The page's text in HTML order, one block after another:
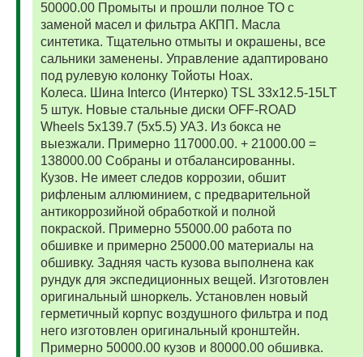
50000.00 Промыты и прошли полное ТО с
заменой масел и фильтра АКПП. Масла
синтетика. Тщательно отмыты и окрашены, все
сальники заменены. Управление адаптировано
под рулевую колонку Тойоты Ноах.
Колеса. Шина Interco (Интерко) TSL 33x12.5-15LT
5 штук. Новые стальные диски OFF-ROAD
Wheels 5x139.7 (5x5.5) УАЗ. Из бокса не
выезжали. Примерно 117000.00. + 21000.00 =
138000.00 Собраны и отбалансированны.
Кузов. Не имеет следов коррозии, обшит
рифленым аллюминием, с предварительной
антикоррозийной обработкой и полной
покраской. Примерно 55000.00 работа по
обшивке и примерно 25000.00 материалы на
обшивку. Задняя часть кузова выполнена как
рундук для экспедиционных вещей. Изготовлен
оригинальный шноркель. Установлен новый
герметичный корпус воздушного фильтра и под
него изготовлен оригинальный кронштейн.
Примерно 50000.00 кузов и 80000.00 обшивка.